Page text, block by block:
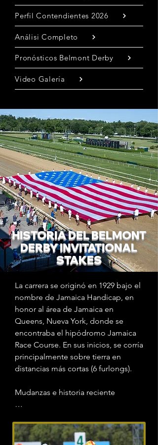
Perfil Contendientes 2026
Análisi Completo
Pronósticos Belmont Derby
Video Galería
HISTORIA DEL BELMONT
DERBY INVITATIONAL
STAKES
La carrera se originó en 1929 bajo el
nombre de Jamaica Handicap, en
honor al área de Jamaica en
Queens, Nueva York, donde se
encontraba el hipódromo Jamaica
Race Course. En sus inicios, se corría
principalmente sobre tierra en
distancias más cortas (6 furlongs).
Mudanzas e historia reciente
Jamaica en 1959, la competencia
pasó por años de inactividad y se